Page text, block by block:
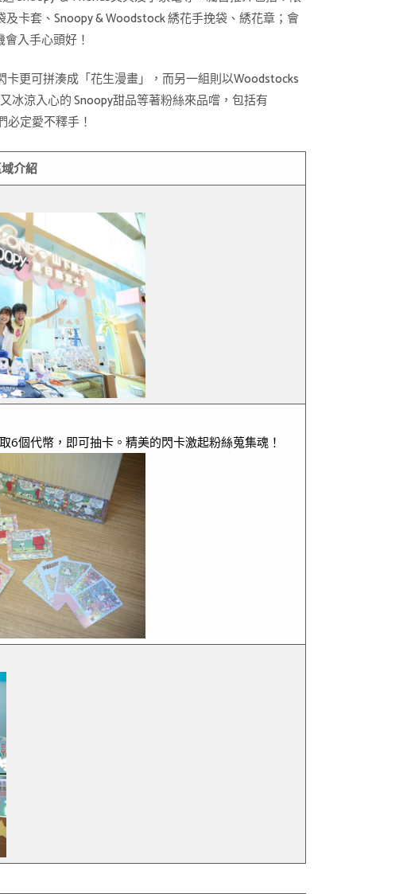
卡套、Snoopy & Woodstock 綉花手挽袋、綉花章；會
入手心頭好！
更可拼湊成「花生漫畫」，而另一組則以Woodstocks
冰涼入心的 Snoopy甜品等著粉絲來品嚐，包括有
定愛不釋手！
介紹
個代幣，即可抽卡。精美的閃卡激起粉絲蒐集魂！